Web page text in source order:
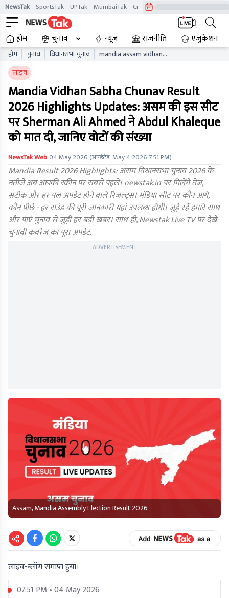
NewsTak SportsTak UPTak MumbaiTak CrimeTak
होम चुनाव न्यूज़ राजनीति एजुकेशन
होम चुनाव विधानसभा चुनाव
mandia assam vidhan
लाइव
Mandia Vidhan Sabha Chunav Result
2026 Highlights Updates: असम की इस सीट
पर Sherman Ali Ahmed ने Abdul Khaleque
को मात दी, जानिए वोटों की संख्या
NewsTak Web04 May 2026(अपडेटेड:May 4 2026 7:51 PM)
Mandia Result 2026 Highlights: असम विधानसभा चुनाव 2026 के
नतीजे अब आपकी स्क्रीन पर सबसे पहले। newstak.in पर मिलेंगे तेज,
सटीक और हर पल अपडेट होने वाले रिजल्ट्स। मंडिया सीट पर कौन आगे,
कौन पीछे - हर राउंड की पूरी जानकारी यहां उपलब्ध होगी। जुड़े रहें हमारे साथ
और पाएं चुनाव से जुड़ी हर बड़ी खबर। साथ ही, Newstak Live TV पर देखें
चुनावी कवरेज का पूरा अपडेट.
ADVERTISEMENT
Assam, Mandia Assembly Election Result 2026
लाइव-ब्लॉग समाप्त हुया।
07:51 PM • 04 May 2026